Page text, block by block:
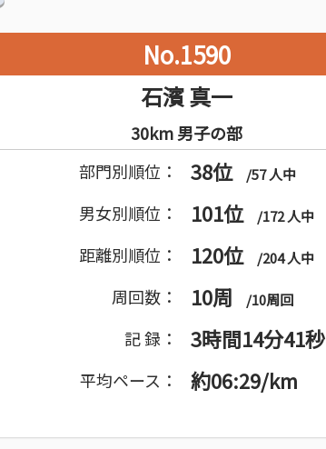
No.1590
石濱 真一
30km 男子の部
部門別順位：
38位 /57 人中
男女別順位： 101位 /172 人中
距離別順位： 120位 /204 人中
周回数： 10周 /10周回
記 録： 3時間14分41秒
平均ペース： 約06:29/km